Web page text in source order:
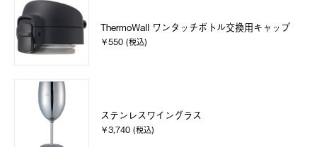
ThermoWall ワンタッチボトル交換用キャップ
￥550 (税込)
ステンレスワイングラス
￥3,740 (税込)